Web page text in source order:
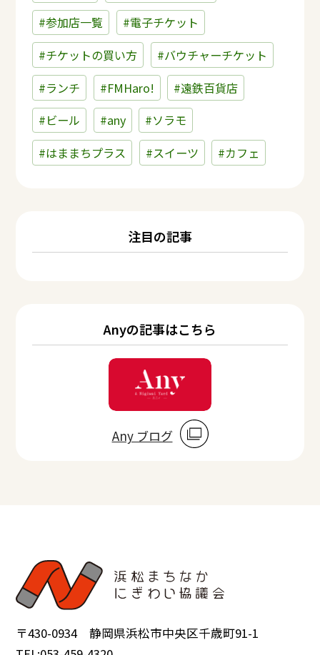
#参加店一覧
#電子チケット
#チケットの買い方
#バウチャーチケット
#ランチ
#FMHaro!
#遠鉄百貨店
#ビール
#any
#ソラモ
#はままちプラス
#スイーツ #カフェ
注目の記事
Anyの記事はこちら
Any ブログ
〒430-0934 静岡県浜松市中央区千歳町91-1